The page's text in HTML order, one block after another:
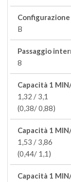
Configurazione
B
Passaggio
8
Capacità 1
1,32 / 3,1
(0,38/ 0,88)
Capacità 1
1,53 / 3,86
(0,44/ 1,1)
Capacità 1